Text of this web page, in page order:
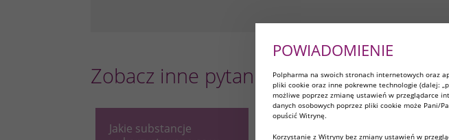
Zobacz inne pytania
Jakie substancje
POWIADOMIENIE
Polpharma na swoich stronach internetowych oraz
pliki cookie oraz inne pokrewne technologie (dalej:
możliwe poprzez zmianę ustawień w przeglądarce
danych osobowych poprzez pliki cookie może Pani/
opuścić Witrynę.
Korzystanie z Witryny bez zmiany ustawień w